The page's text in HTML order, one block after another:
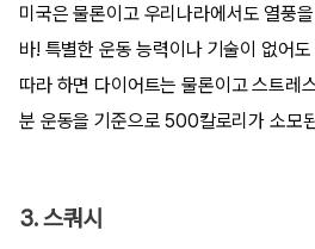
미국은 물론이고 우리나라에서도 열풍
바! 특별한 운동 능력이나 기술이 없어
따라 하면 다이어트는 물론이고 스트레
분 운동을 기준으로 500칼로리가 소모
3. 스쿼시